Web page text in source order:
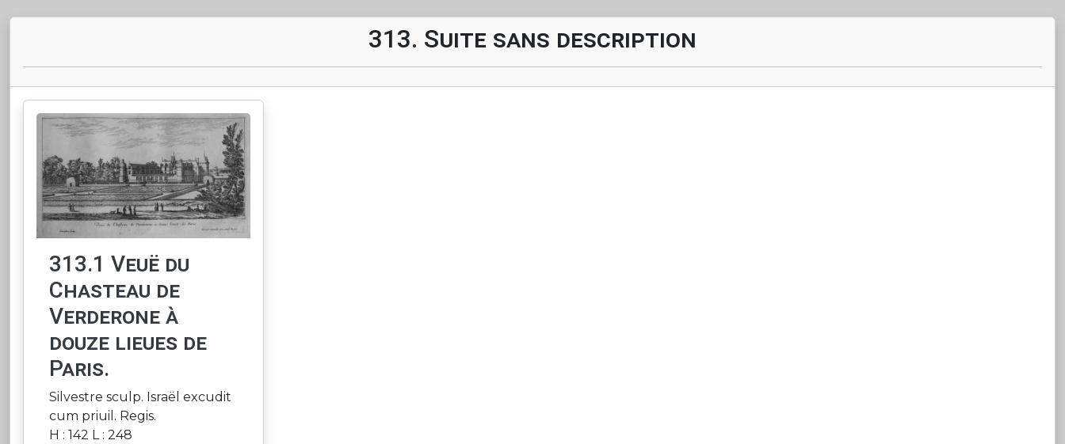
313. Suite sans description
313.1 Veuë du
Chasteau de
Verderone à
douze lieues de
Paris.
Silvestre sculp. Israël excudit
cum priuil. Regis.
H : 142 L : 248